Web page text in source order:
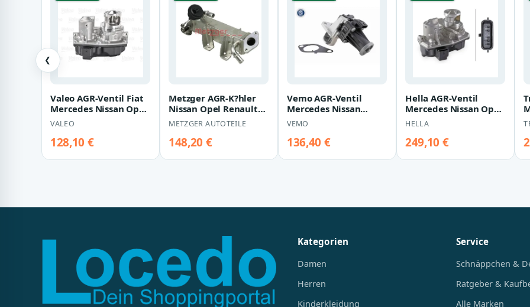
❮
Valeo AGR-Ventil Fiat
Mercedes Nissan Opel
Renault
VALEO
128,10 €
Metzger AGR-K?hler
Nissan Opel Renault
0892706
METZGER AUTOTEILE
148,20 €
Vemo AGR-Ventil
Mercedes Nissan
Renault 1,5
VEMO
136,40 €
Hella AGR-Ventil
Mercedes Nissan Opel
Renault
HELLA
249,10 €
Kategorien
Damen
Herren
Kinderkleidung
Service
Schnäppchen &
Ratgeber &
Alle Marken